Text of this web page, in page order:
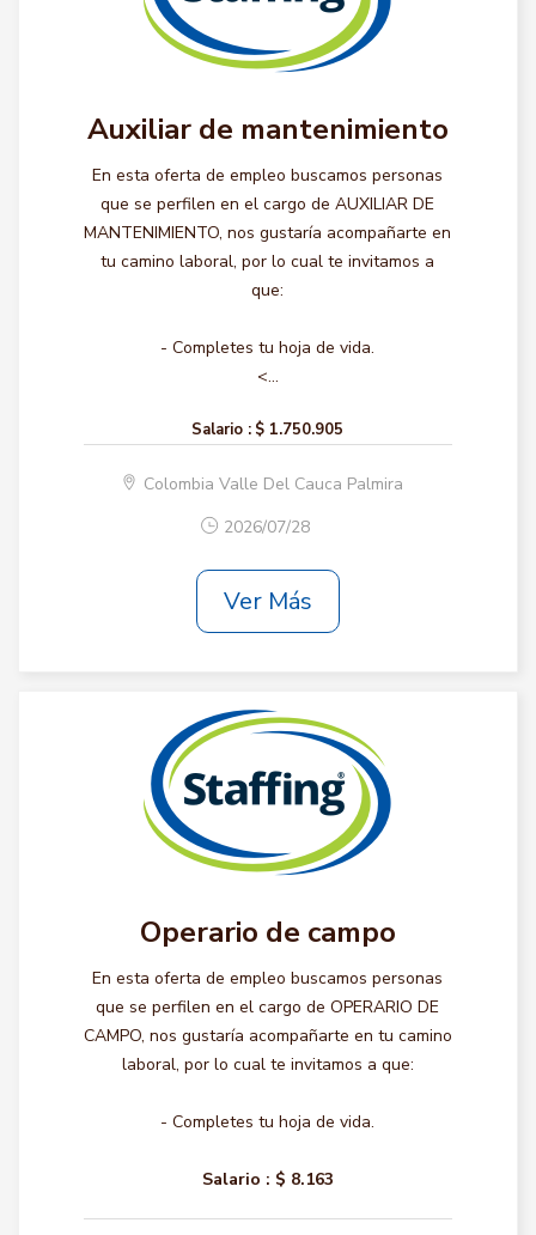
Auxiliar de mantenimiento
En esta oferta de empleo buscamos personas
que se perfilen en el cargo de AUXILIAR DE
MANTENIMIENTO, nos gustaría acompañarte en
tu camino laboral, por lo cual te invitamos a
que:
- Completes tu hoja de vida.
<...
Salario : $ 1.750.905
Colombia Valle Del Cauca Palmira
2026/07/28
Ver Más
Operario de campo
En esta oferta de empleo buscamos personas
que se perfilen en el cargo de OPERARIO DE
CAMPO, nos gustaría acompañarte en tu camino
laboral, por lo cual te invitamos a que:
- Completes tu hoja de vida.
Salario : $ 8.163